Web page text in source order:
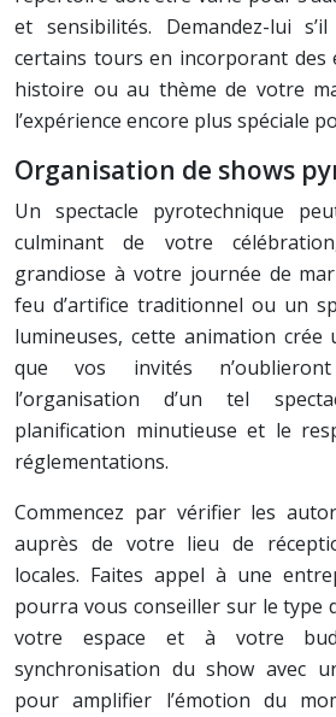
et sensibilités. Demandez-lui
certains tours en incorporant des
histoire ou au thème de votre
l’expérience encore plus spéciale
Organisation de shows
Un spectacle pyrotechnique
culminant de votre
grandiose à votre journée de
feu d’artifice traditionnel ou un
lumineuses, cette animation crée
que vos invités
l’organisation d’un tel
planification minutieuse et le
réglementations.
Commencez par vérifier les
auprès de votre lieu de
locales. Faites appel à une
pourra vous conseiller sur le type
votre espace et à votre
synchronisation du show avec
pour amplifier l’émotion du